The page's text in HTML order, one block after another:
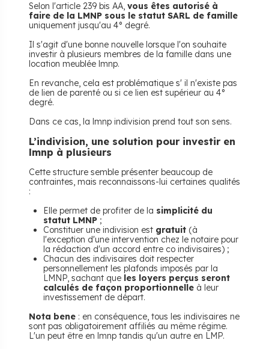
Selon l'article 239 bis AA, vous êtes autorisé à
faire de la LMNP sous le statut SARL de famille
uniquement jusqu'au 4° degré.
Il s'agit d'une bonne nouvelle lorsque l'on souhaite
investir à plusieurs membres de la famille dans une
location meublée lmnp.
En revanche, cela est problématique s' il n'existe pas
de lien de parenté ou si ce lien est supérieur au 4°
degré.
Dans ce cas, la lmnp indivision prend tout son sens.
L’indivision, une solution pour investir en
lmnp à plusieurs
Cette structure semble présenter beaucoup de
contraintes, mais reconnaissons-lui certaines qualités
:
Elle permet de profiter de la simplicité du
statut LMNP ;
Constituer une indivision est gratuit (à
l'exception d'une intervention chez le notaire pour
la rédaction d'un accord entre co indivisaires) ;
Chacun des indivisaires doit respecter
personnellement les plafonds imposés par la
LMNP, sachant que les loyers perçus seront
calculés de façon proportionnelle à leur
investissement de départ.
Nota bene : en conséquence, tous les indivisaires ne
sont pas obligatoirement affiliés au même régime.
L'un peut être en lmnp tandis qu'un autre en LMP.